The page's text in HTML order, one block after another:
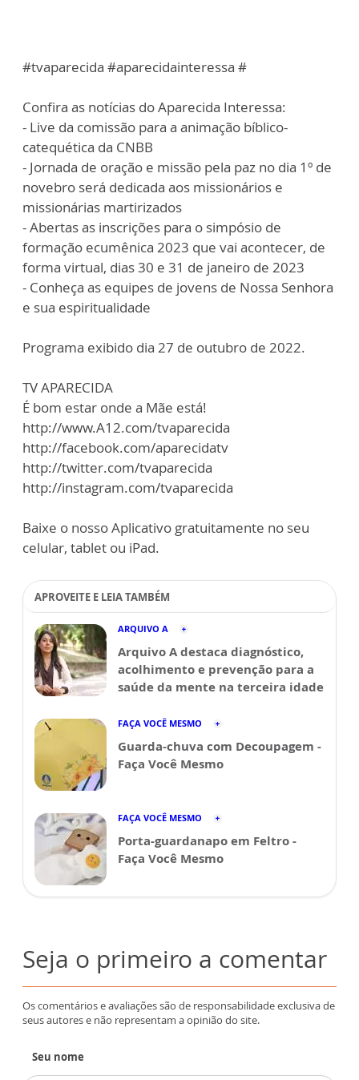
#tvaparecida #aparecidainteressa #
Confira as notícias do Aparecida Interessa:
- Live da comissão para a animação bíblico-
catequética da CNBB
- Jornada de oração e missão pela paz no dia 1º de
novebro será dedicada aos missionários e
missionárias martirizados
- Abertas as inscrições para o simpósio de
formação ecumênica 2023 que vai acontecer, de
forma virtual, dias 30 e 31 de janeiro de 2023
- Conheça as equipes de jovens de Nossa Senhora
e sua espiritualidade
Programa exibido dia 27 de outubro de 2022.
TV APARECIDA
É bom estar onde a Mãe está!
http://www.A12.com/tvaparecida
http://facebook.com/aparecidatv
http://twitter.com/tvaparecida
http://instagram.com/tvaparecida
Baixe o nosso Aplicativo gratuitamente no seu
celular, tablet ou iPad.
APROVEITE E LEIA TAMBÉM
ARQUIVO A
Arquivo A destaca diagnóstico,
acolhimento e prevenção para a
saúde da mente na terceira idade
FAÇA VOCÊ MESMO
Guarda-chuva com Decoupagem -
Faça Você Mesmo
FAÇA VOCÊ MESMO
Porta-guardanapo em Feltro -
Faça Você Mesmo
Seja o primeiro a comentar
Os comentários e avaliações são de responsabilidade exclusiva de
seus autores e não representam a opinião do site.
Seu nome